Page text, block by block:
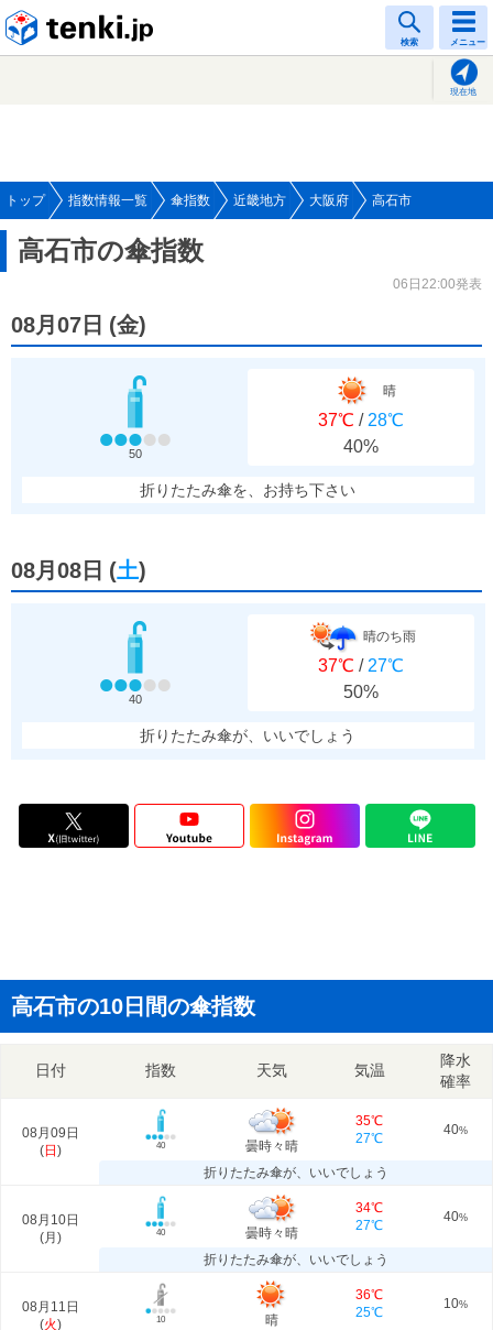
検索 メニュー
現在地
トップ 指数情報一覧 傘指数 近畿地方 大阪府 高石市
高石市の傘指数
06日22:00発表
08月07日 (金)
50
晴
37℃ / 28℃
40%
折りたたみ傘を、お持ち下さい
08月08日 (土)
40
晴のち雨
37℃ / 27℃
50%
折りたたみ傘が、いいでしょう
高石市の10日間の傘指数
日付 指数 天気 気温
降水
確率
08月09日
(日 ) 40 曇時々晴
35℃
27℃
40%
折りたたみ傘が、いいでしょう
08月10日
(月 ) 40 曇時々晴
34℃
27℃
40%
折りたたみ傘が、いいでしょう
08月11日
(火) 10 晴
36℃
25℃
10%